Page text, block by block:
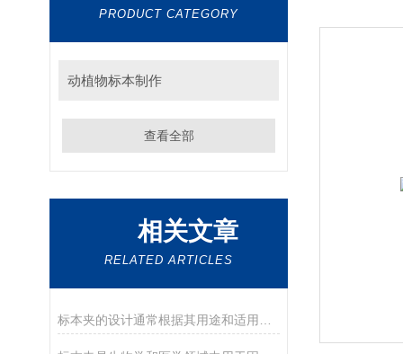
PRODUCT CATEGORY
动植物标本制作
查看全部
相关文章
RELATED ARTICLES